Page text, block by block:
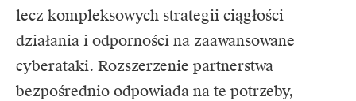
lecz kompleksowych strategii ciągłości
działania i odporności na zaawansowane
cyberataki. Rozszerzenie partnerstwa
bezpośrednio odpowiada na te potrzeby,